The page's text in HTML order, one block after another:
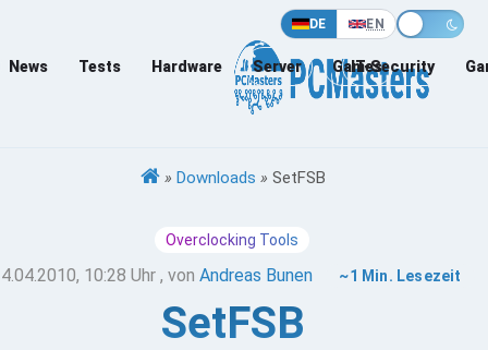
DE EN
News Tests Hardware Server Games
IT-Security
» Downloads » SetFSB
Overclocking Tools
10:28 Uhr , vonAndreas Bunen ~1 Min. Lesezeit
SetFSB